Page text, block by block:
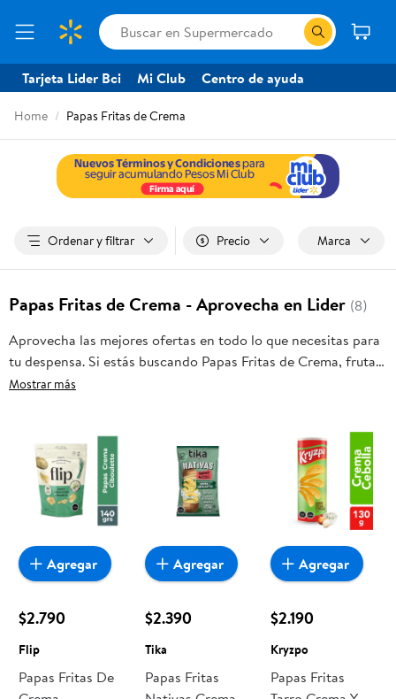
Tarjeta Lider Bci Mi Club Centro de ayuda
Home Papas Fritas de Crema
Ordenar y filtrar Precio Marca
Papas Fritas de Crema - Aprovecha en Lider (8)
Aprovecha las mejores ofertas en todo lo que necesitas para
tu despensa. Si estás buscando Papas Fritas de Crema, frutas
frescas, carnes, pan o productos para el hogar, aquí lo
oportunidad sea realmente conveniente para ti y tu familia.
Mostrar más
$2.790
Flip
Papas Fritas De
Agregar
$2.390
Tika
Papas Fritas
Agregar
$2.190
Kryzpo
Papas Fritas
Agregar